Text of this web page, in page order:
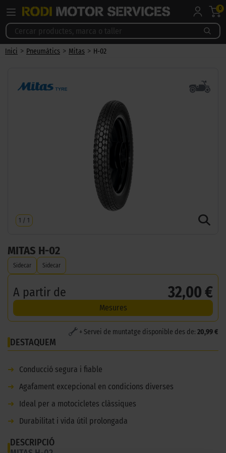
0
Inici > Pneumàtics > Mitas > H-02
1 / 1
MITAS H-02
Sidecar Sidecar
A partir de 32,00 €
Mesures
+ Servei de muntatge disponible des de: 20,99 €
DESTAQUEM
➜
Conducció segura i fiable
➜
Agafament excepcional en condicions diverses
➜
Ideal per a motocicletes clàssiques
➜
Durabilitat i vida útil prolongada
DESCRIPCIÓ